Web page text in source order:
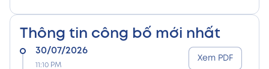
Thông tin công bố mới nhất
30/07/2026
11:10 PM
Xem PDF